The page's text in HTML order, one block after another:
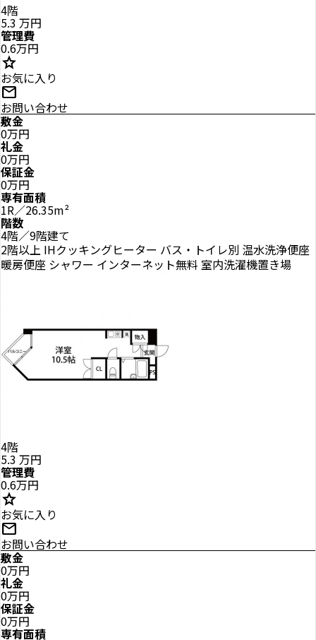
4階
5.3 万円
管理費
0.6万円
star
お気に入り
mail
お問い合わせ
敷金
0万円
礼金
0万円
保証金
0万円
専有面積
1R／26.35m²
階数
4階／9階建て
2階以上 IHクッキングヒーター バス・トイレ別 温水洗浄便座
暖房便座 シャワー インターネット無料 室内洗濯機置き場
4階
5.3 万円
管理費
0.6万円
star
お気に入り
mail
お問い合わせ
敷金
0万円
礼金
0万円
保証金
0万円
専有面積